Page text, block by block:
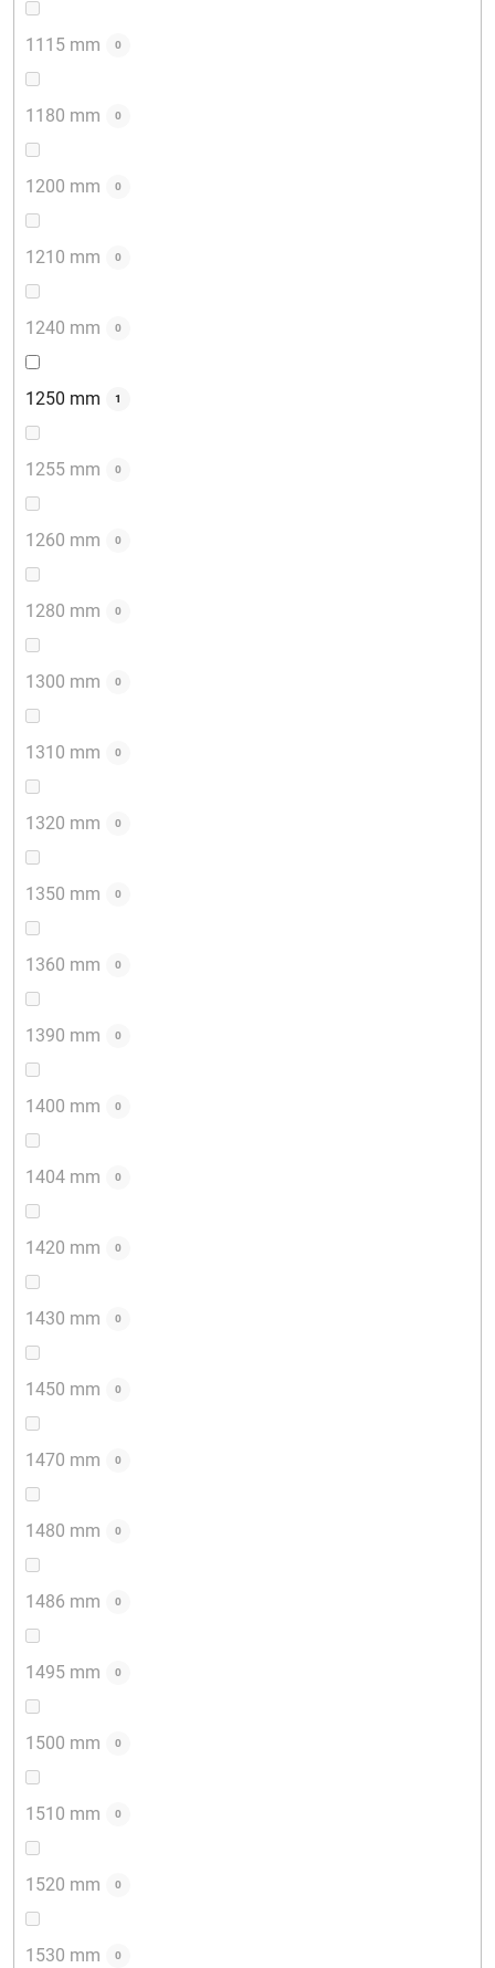
1115 mm 0
1180 mm 0
1200 mm 0
1210 mm 0
1240 mm 0
1250 mm 1
1255 mm 0
1260 mm 0
1280 mm 0
1300 mm 0
1310 mm 0
1320 mm 0
1350 mm 0
1360 mm 0
1390 mm 0
1400 mm 0
1404 mm 0
1420 mm 0
1430 mm 0
1450 mm 0
1470 mm 0
1480 mm 0
1486 mm 0
1495 mm 0
1500 mm 0
1510 mm 0
1520 mm 0
1530 mm 0